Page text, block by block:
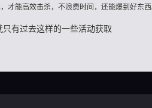
才能高效击杀，不浪费时间，还能爆到好东西
有过去这样的一些活动获取